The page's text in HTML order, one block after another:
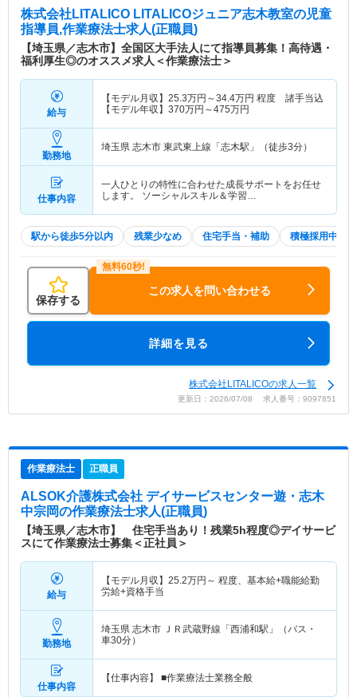
株式会社LITALICO LITALICOジュニア志木教室の児童
指導員,作業療法士求人(正職員)
【埼玉県／志木市】全国区大手法人にて指導員募集！高待遇・
福利厚生◎のオススメ求人＜作業療法士＞
給与
【モデル月収】 25.3万円～34.4万円 程度 諸手当込
【モデル年収】 370万円～475万円
勤務地
埼玉県 志木市 東武東上線「志木駅」（徒歩3分）
仕事内容
一人ひとりの特性に合わせた成長サポートをお任せ
します。 ソーシャルスキル＆学習…
駅から徒歩5分以内 残業少なめ 住宅手当・補助 積極採用中
保存する
この求人を問い合わせる
詳細を見る
株式会社LITALICOの求人一覧
更新日：2026/07/08 求人番号：9097851
作業療法士 正職員
ALSOK介護株式会社 デイサービスセンター遊・志木
中宗岡の作業療法士求人(正職員)
【埼玉県／志木市】 住宅手当あり！残業5h程度◎デイサービ
スにて作業療法士募集＜正社員＞
給与
【モデル月収】 25.2万円～ 程度、基本給+職能給勤
労給+資格手当
勤務地
埼玉県 志木市 ＪＲ武蔵野線「西浦和駅」（バス・
車30分）
仕事内容
【仕事内容】 ■作業療法士業務全般